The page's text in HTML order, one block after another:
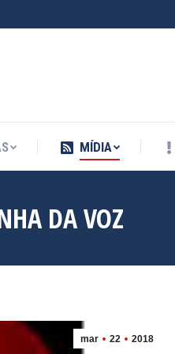
MÍDIA
DA VOZ
mar 22 2018
MÍDIA